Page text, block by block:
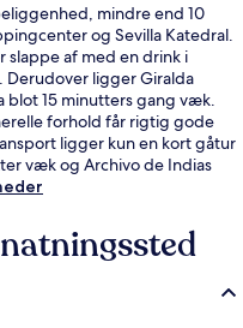
mindre end 10
og Sevilla Katedral.
slappe af med en drink i
ligger Giralda
blot 15 minutters gang væk.
forhold får rigtig gode
ligger kun en kort gåtur
væk og Archivo de Indias